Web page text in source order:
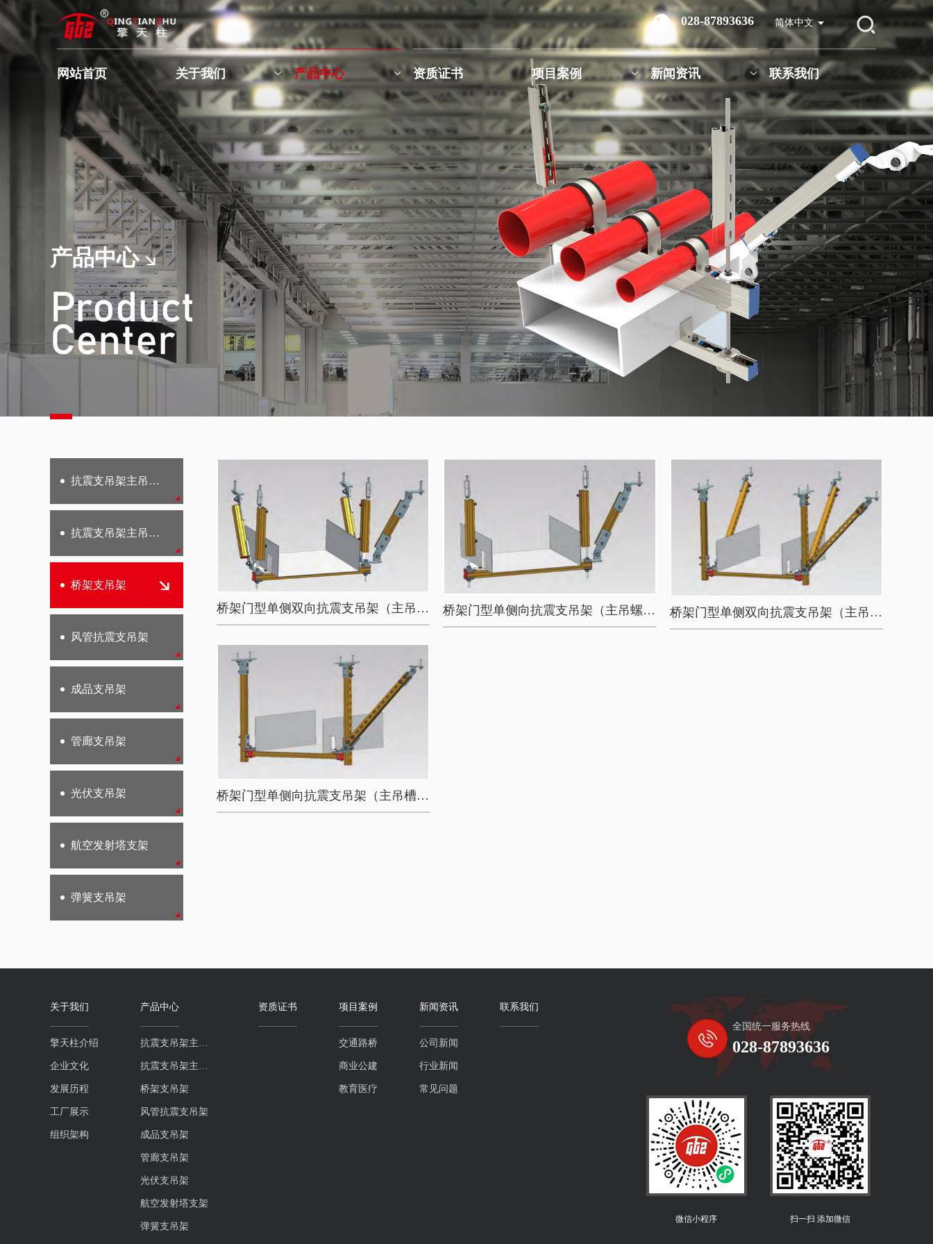
028-87893636 简体中文
网站首页 关于我们 产品中心 资质证书 项目案例 新闻资讯 联系我们
产品中心
Product
Center
抗震支吊架主吊螺杆系列
抗震支吊架主吊槽钢系列
桥架支吊架
风管抗震支吊架
成品支吊架
管廊支吊架
光伏支吊架
航空发射塔支架
弹簧支吊架
桥架门型单侧双向抗震支吊架（主吊螺旋杆） 桥架门型单侧向抗震支吊架（主吊螺旋杆） 桥架门型单侧双向抗震支吊架（主吊槽钢）
桥架门型单侧向抗震支吊架（主吊槽钢）
关于我们
擎天柱介绍
企业文化
发展历程
工厂展示
组织架构
产品中心
抗震支吊架主吊螺杆系列
抗震支吊架主吊槽钢系列
桥架支吊架
风管抗震支吊架
成品支吊架
管廊支吊架
光伏支吊架
航空发射塔支架
弹簧支吊架
资质证书 项目案例
交通路桥
商业公建
教育医疗
新闻资讯
公司新闻
行业新闻
常见问题
联系我们
全国统一服务热线
028-87893636
微信小程序 扫一扫 添加微信